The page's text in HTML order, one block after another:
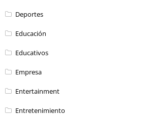
Deportes
Educación
Educativos
Empresa
Entertainment
Entretenimiento